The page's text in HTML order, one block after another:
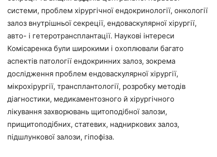
системи, проблем хірургічної ендокринології, онкології
залоз внутрішньої секреції, ендоваскулярної хірургії,
авто- і гетеротрансплантації. Наукові інтереси
Комісаренка були широкими і охоплювали багато
аспектів патології ендокринних залоз, зокрема
дослідження проблем ендоваскулярної хірургії,
мікрохірургії, трансплантології, розробку методів
діагностики, медикаментозного й хірургічного
лікування захворювань щитоподібної залози,
прищитоподібних, статевих, надниркових залоз,
підшлункової залози, гіпофіза.